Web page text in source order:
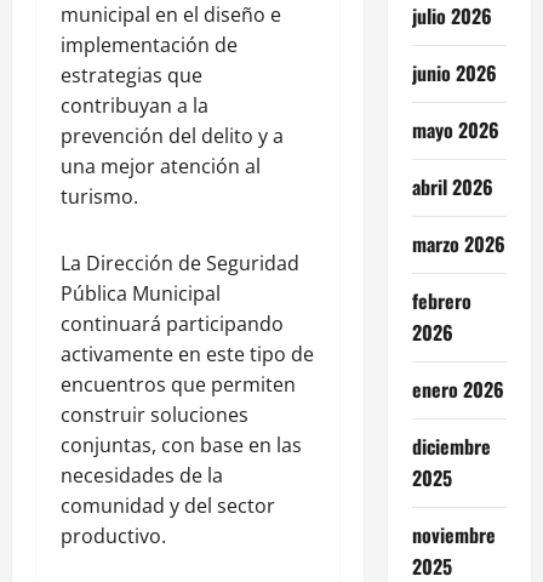
municipal en el diseño e
implementación de
estrategias que
contribuyan a la
prevención del delito y a
una mejor atención al
turismo.
La Dirección de Seguridad
Pública Municipal
continuará participando
activamente en este tipo de
encuentros que permiten
construir soluciones
conjuntas, con base en las
necesidades de la
comunidad y del sector
productivo.
julio 2026
junio 2026
mayo 2026
abril 2026
marzo 2026
febrero
2026
enero 2026
diciembre
2025
noviembre
2025